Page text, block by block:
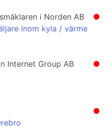
●
i Norden AB
inom kyla / värme
●
Internet Group AB
●